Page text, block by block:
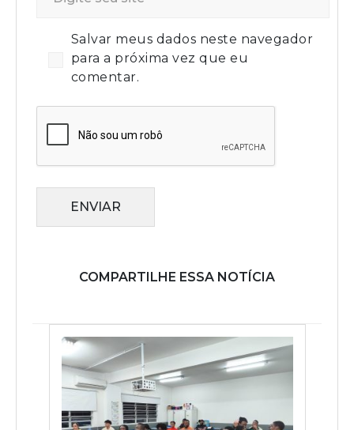
Salvar meus dados neste navegador
para a próxima vez que eu
comentar.
ENVIAR
COMPARTILHE ESSA NOTÍCIA